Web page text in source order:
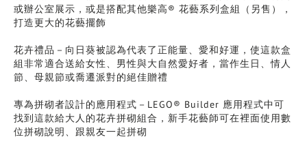
或辦公室展示，或是搭配其他樂高® 花藝系列盒組（另售），
打造更大的花藝擺飾
花卉禮品－向日葵被認為代表了正能量、愛和好運，使這款盒
組非常適合送給女性、男性與大自然愛好者，當作生日、情人
節、母親節或喬遷派對的絕佳贈禮
專為拼砌者設計的應用程式－LEGO® Builder 應用程式中可
找到這款給大人的花卉拼砌組合，新手花藝師可在裡面使用數
位拼砌說明、跟親友一起拼砌